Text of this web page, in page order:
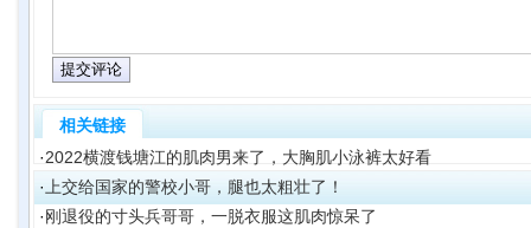
相关链接
·2022横渡钱塘江的肌肉男来了，大胸肌小泳裤太好看
· 上交给国家的警校小哥，腿也太粗壮了！
·刚退役的寸头兵哥哥，一脱衣服这肌肉惊呆了